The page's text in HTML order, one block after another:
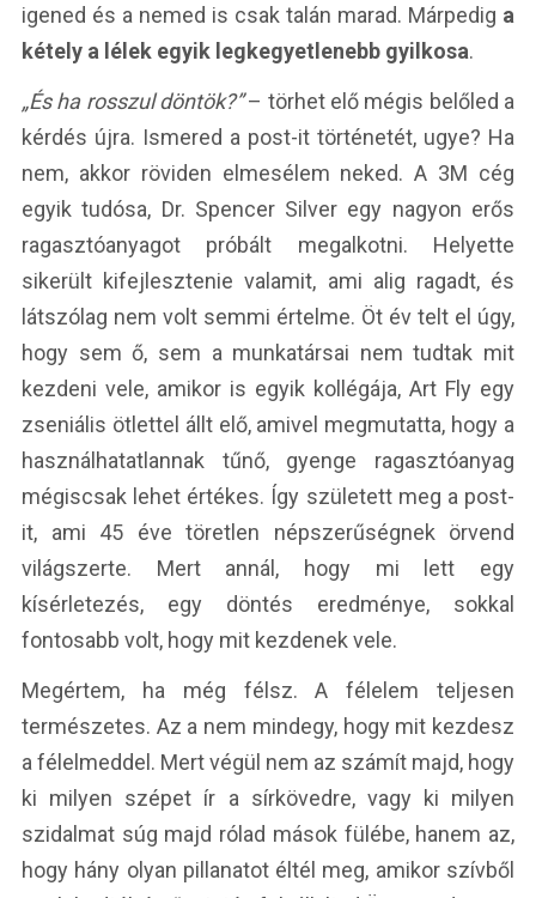
igened és a nemed is csak talán marad. Márpedig a
kétely a lélek egyik legkegyetlenebb gyilkosa.
„És ha rosszul döntök?”– törhet elő mégis belőled a
kérdés újra. Ismered a post-it történetét, ugye? Ha
nem, akkor röviden elmesélem neked. A 3M cég
egyik tudósa, Dr. Spencer Silver egy nagyon erős
ragasztóanyagot próbált megalkotni. Helyette
sikerült kifejlesztenie valamit, ami alig ragadt, és
látszólag nem volt semmi értelme. Öt év telt el úgy,
hogy sem ő, sem a munkatársai nem tudtak mit
kezdeni vele, amikor is egyik kollégája, Art Fly egy
zseniális ötlettel állt elő, amivel megmutatta, hogy a
használhatatlannak tűnő, gyenge ragasztóanyag
mégiscsak lehet értékes. Így született meg a post-
it, ami 45 éve töretlen népszerűségnek örvend
világszerte. Mert annál, hogy mi lett egy
kísérletezés, egy döntés eredménye, sokkal
fontosabb volt, hogy mit kezdenek vele.
Megértem, ha még félsz. A félelem teljesen
természetes. Az a nem mindegy, hogy mit kezdesz
a félelmeddel. Mert végül nem az számít majd, hogy
ki milyen szépet ír a sírkövedre, vagy ki milyen
szidalmat súg majd rólad mások fülébe, hanem az,
hogy hány olyan pillanatot éltél meg, amikor szívből